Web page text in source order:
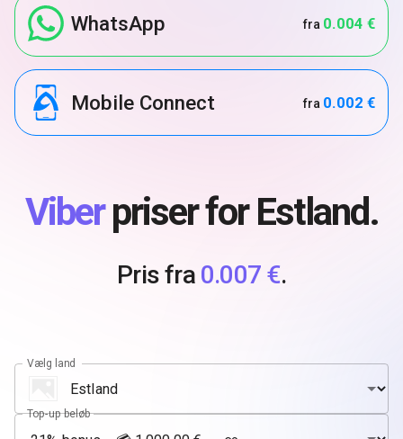
WhatsApp fra 0.004 €
Mobile Connect fra 0.002 €
Viberpriser for Estland.
Pris fra 0.007 €.
Vælg land
Top-up beløb